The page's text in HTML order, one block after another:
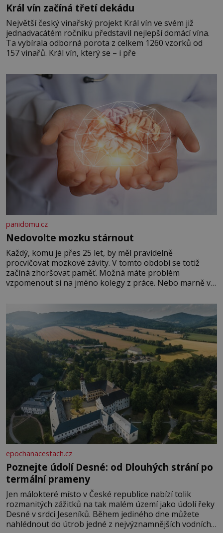
Král vín začíná třetí dekádu
Největší český vinařský projekt Král vín ve svém již
jednadvacátém ročníku představil nejlepší domácí vína.
Ta vybírala odborná porota z celkem 1260 vzorků od
157 vinařů. Král vín, který se – i pře
panidomu.cz
Nedovolte mozku stárnout
Každý, komu je přes 25 let, by měl pravidelně
procvičovat mozkové závity. V tomto období se totiž
začíná zhoršovat paměť. Možná máte problém
vzpomenout si na jméno kolegy z práce. Nebo marně v
Je to opravdu tak, s věkem jako kdyby se paměť
rozhodla stávkovat. Cvičte
epochanacestach.cz
Poznejte údolí Desné: od Dlouhých strání po
termální prameny
Jen málokteré místo v České republice nabízí tolik
rozmanitých zážitků na tak malém území jako údolí řeky
Desné v srdci Jeseníků. Během jediného dne můžete
nahlédnout do útrob jedné z nejvýznamnějších vodních